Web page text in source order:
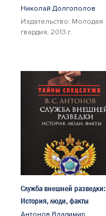
Николай Долгополов
Издательство: Молодая
гвардия, 2013 г.
Служба внешней разведки:
История, люди, факты